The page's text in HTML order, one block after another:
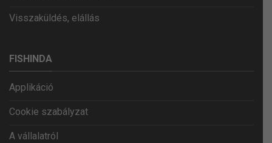
Visszaküldés, elállás
FISHINDA
Applikáció
Cookie szabályzat
A vállalatról